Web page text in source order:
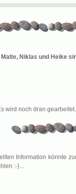
Niklas und Heike
wird noch dran gearbeitet.
Information könnte
:-)...